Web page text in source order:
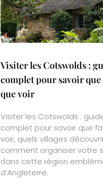
Visiter les Cotswolds :
complet pour savoir
que voir
Visiter les Cotswolds :
complet pour savoir que
voir, quels villages
comment organiser votre
dans cette région
d’Angleterre.